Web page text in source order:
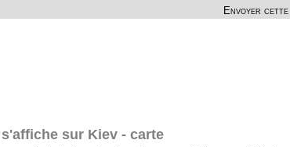
Envoyer cette
sur Kiev - carte